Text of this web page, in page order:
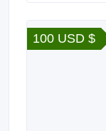
100 USD $